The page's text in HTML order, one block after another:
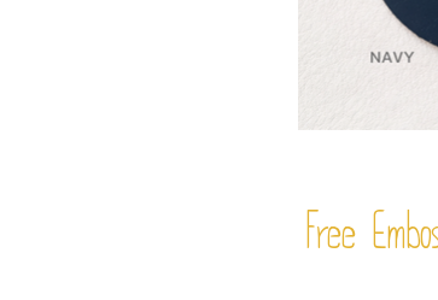
Free